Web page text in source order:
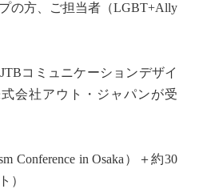
の方、ご担当者（LGBT+Ally
コミュニケーションデザイ
会社アウト・ジャパンが受
Conference in Osaka）＋約30
）